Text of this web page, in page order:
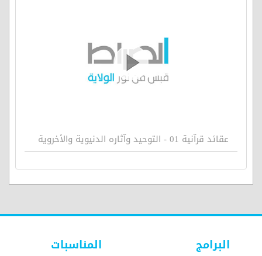
عقائد قرآنية 01 - التوحيد وآثاره الدنيوية والأخروية
البرامج المناسبات